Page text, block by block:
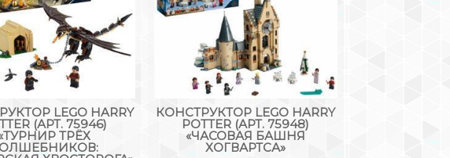
LEGO HARRY
(АРТ. 75946)
ТРЁХ
КОНСТРУКТОР LEGO HARRY
POTTER (АРТ. 75948)
«ЧАСОВАЯ БАШНЯ
ХОГВАРТСА»